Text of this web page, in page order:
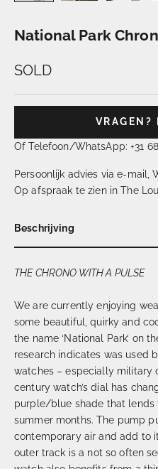
National Park
SOLD
VRAGEN?
Of Telefoon/WhatsApp: +31
Persoonlijk advies via e-mail,
Op afspraak te zien in The
Beschrijving
THE CHRONO WITH A PULSE
We are currently enjoying
some beautiful, quirky and
the name ‘National Park’ on
research indicates was used
watches – especially military
century watch’s dial has
purple/blue shade that lends
summer months. The pump
contemporary air and add to
outer track is a not so often